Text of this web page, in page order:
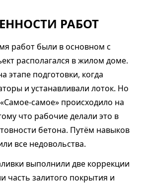
РАБОТ
работ были в основном с
располагался в жилом доме.
этапе подготовки, когда
и устанавливали лоток. Но
самое» происходило на
что рабочие делали это в
бетона. Путём навыков
все недовольства.
выполнили две коррекции
часть залитого покрытия и